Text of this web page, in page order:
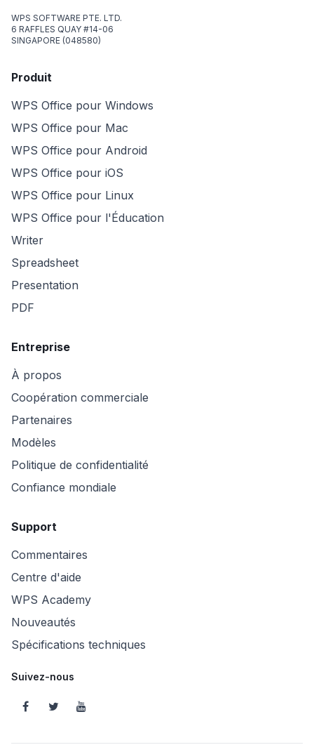
WPS SOFTWARE PTE. LTD.
6 RAFFLES QUAY #14-06
SINGAPORE (048580)
Produit
WPS Office pour Windows
WPS Office pour Mac
WPS Office pour Android
WPS Office pour iOS
WPS Office pour Linux
WPS Office pour l'Éducation
Writer
Spreadsheet
Presentation
PDF
Entreprise
À propos
Coopération commerciale
Partenaires
Modèles
Politique de confidentialité
Confiance mondiale
Support
Commentaires
Centre d'aide
WPS Academy
Nouveautés
Spécifications techniques
Suivez-nous